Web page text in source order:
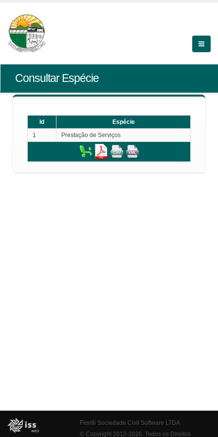
Consultar Espécie
Id
Espécie
1
Prestação de Serviços
Fiorilli Sociedade Civil Software LTDA
© Copyright 2012-2026. Todos os Direitos